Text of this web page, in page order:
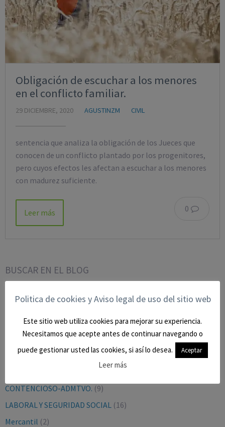
Obligación de escuchar a los menores
en el conflicto familiar.
29 DICIEMBRE, 2020 AGUSTINZM CIVIL
sentencia que analiza la obligación de los Jueces que
conocen de un conflicto plantado por los progenitores,
pero cuyos efectos les afectan a escuchar a los menores
con madurez suficiente.
0
Leer más
BUSCAR EN EL BLOG
CATEGORÍAS
BLOG(9)
CONTENCIOSO-ADMTVO. (9)
LABORAL Y SEGURIDAD SOCIAL (16)
Mercantil (2)
Politica de cookies y Aviso legal de uso del sitio web
Este sitio web utiliza cookies para mejorar su experiencia.
Necesitamos que acepte antes de continuar navegando o
puede gestionar usted las cookies, si así lo desea.
Aceptar
Leer más